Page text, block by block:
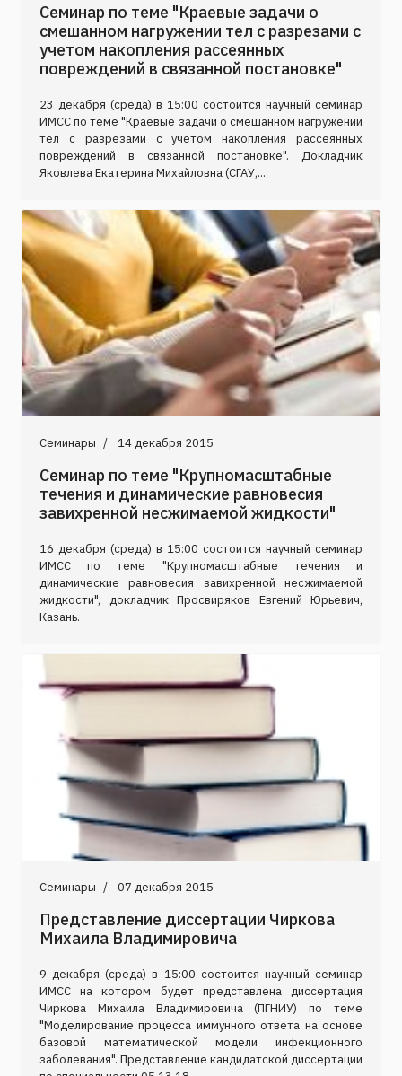
Семинар по теме "Краевые задачи о
смешанном нагружении тел с разрезами с
учетом накопления рассеянных
повреждений в связанной постановке"
23 декабря (среда) в 15:00 состоится научный семинар
ИМСС по теме "Краевые задачи о смешанном нагружении
тел с разрезами с учетом накопления рассеянных
повреждений в связанной постановке". Докладчик
Яковлева Екатерина Михайловна (СГАУ,...
Семинары 14 декабря 2015
Семинар по теме "Крупномасштабные
течения и динамические равновесия
завихренной несжимаемой жидкости"
16 декабря (среда) в 15:00 состоится научный семинар
ИМСС по теме "Крупномасштабные течения и
динамические равновесия завихренной несжимаемой
жидкости", докладчик Просвиряков Евгений Юрьевич,
Казань.
Семинары 07 декабря 2015
Представление диссертации Чиркова
Михаила Владимировича
9 декабря (среда) в 15:00 состоится научный семинар
ИМСС на котором будет представлена диссертация
Чиркова Михаила Владимировича (ПГНИУ) по теме
"Моделирование процесса иммунного ответа на основе
базовой математической модели инфекционного
заболевания". Представление кандидатской диссертации